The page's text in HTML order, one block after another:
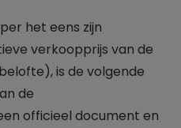
het eens zijn
verkoopprijs van de
is de volgende
de
officieel document en